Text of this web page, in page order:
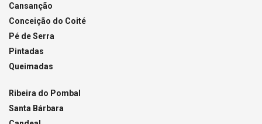
Cansanção
Conceição do Coité
Pé de Serra
Pintadas
Queimadas
Ribeira do Pombal
Santa Bárbara